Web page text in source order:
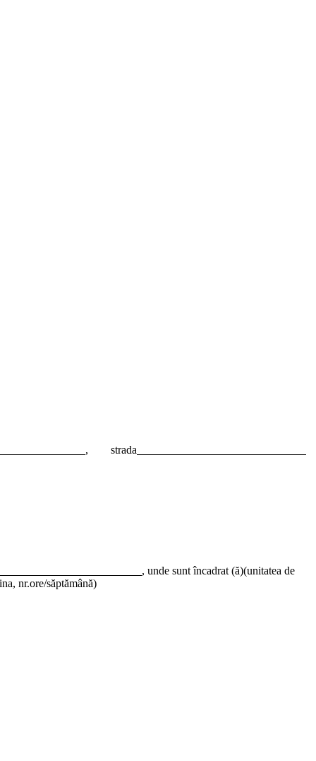
, strada
, unde sunt încadrat (ă)(unitatea de
nr.ore/săptămână)